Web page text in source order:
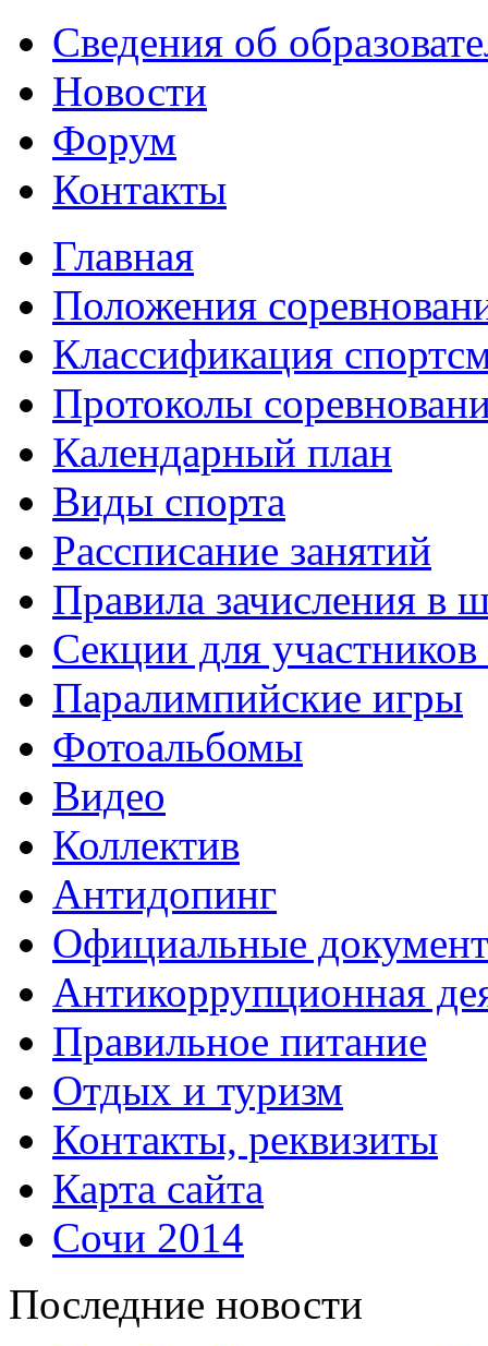
Сведения об
Новости
Форум
Контакты
Главная
Положения
Классификация
Протоколы
Календарный план
Виды спорта
Рассписание занятий
Правила зачисления в
Секции для
Паралимпийские игры
Фотоальбомы
Видео
Коллектив
Антидопинг
Официальные
Антикоррупционная
Правильное питание
Отдых и туризм
Контакты, реквизиты
Карта сайта
Сочи 2014
Последние новости